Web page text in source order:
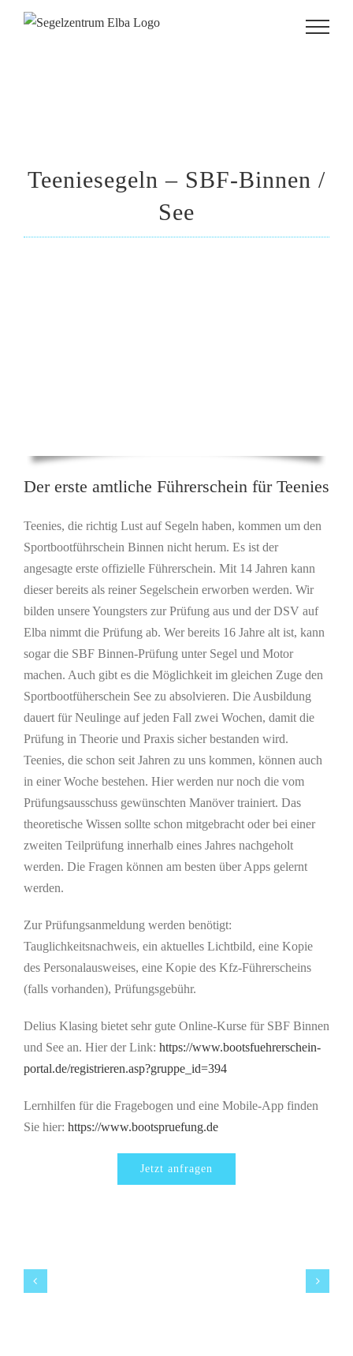
Teeniesegeln – SBF-Binnen /
See
Der erste amtliche Führerschein für Teenies
Teenies, die richtig Lust auf Segeln haben, kommen um den
Sportbootführschein Binnen nicht herum. Es ist der
angesagte erste offizielle Führerschein. Mit 14 Jahren kann
dieser bereits als reiner Segelschein erworben werden. Wir
bilden unsere Youngsters zur Prüfung aus und der DSV auf
Elba nimmt die Prüfung ab. Wer bereits 16 Jahre alt ist, kann
sogar die SBF Binnen-Prüfung unter Segel und Motor
machen. Auch gibt es die Möglichkeit im gleichen Zuge den
Sportbootfüherschein See zu absolvieren. Die Ausbildung
dauert für Neulinge auf jeden Fall zwei Wochen, damit die
Prüfung in Theorie und Praxis sicher bestanden wird.
Teenies, die schon seit Jahren zu uns kommen, können auch
in einer Woche bestehen. Hier werden nur noch die vom
Prüfungsausschuss gewünschten Manöver trainiert. Das
theoretische Wissen sollte schon mitgebracht oder bei einer
zweiten Teilprüfung innerhalb eines Jahres nachgeholt
werden. Die Fragen können am besten über Apps gelernt
werden.
Zur Prüfungsanmeldung werden benötigt:
Tauglichkeitsnachweis, ein aktuelles Lichtbild, eine Kopie
des Personalausweises, eine Kopie des Kfz-Führerscheins
(falls vorhanden), Prüfungsgebühr.
Delius Klasing bietet sehr gute Online-Kurse für SBF Binnen
und See an. Hier der Link: https://www.bootsfuehrerschein-
portal.de/registrieren.asp?gruppe_id=394
Lernhilfen für die Fragebogen und eine Mobile-App finden
Sie hier: https://www.bootspruefung.de
Jetzt anfragen